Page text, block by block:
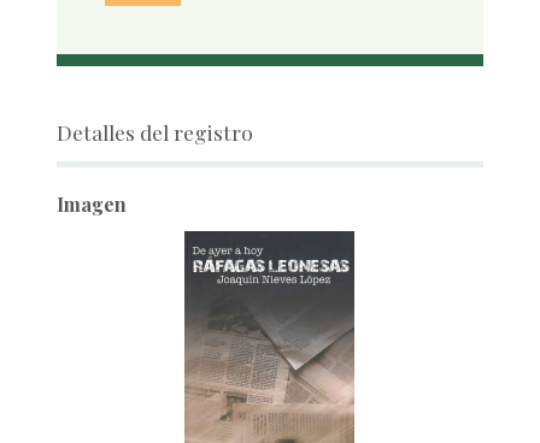
Detalles del registro
Imagen